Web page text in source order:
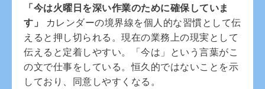
「今は火曜日を深い作業のために確保していま
す」
カレンダーの境界線を個人的な習慣として伝
えると押し切られる。現在の業務上の現実として
伝えると定着しやすい。「今は」という言葉がこ
の文で仕事をしている。恒久的ではないことを示
しており、同意しやすくなる。